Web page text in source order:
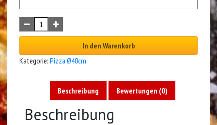
In den Warenkorb
Kategorie: Pizza Ø40cm
Beschreibung Bewertungen (0)
Beschreibung